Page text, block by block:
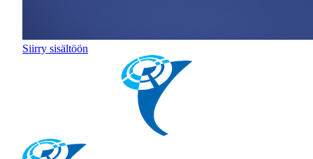
Siirry sisältöön